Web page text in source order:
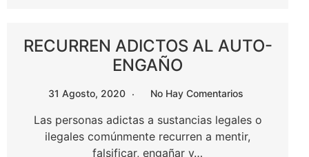
RECURREN ADICTOS AL AUTO-
ENGAÑO
31 Agosto, 2020 No Hay Comentarios
Las personas adictas a sustancias legales o
ilegales comúnmente recurren a mentir,
falsificar, engañar y…